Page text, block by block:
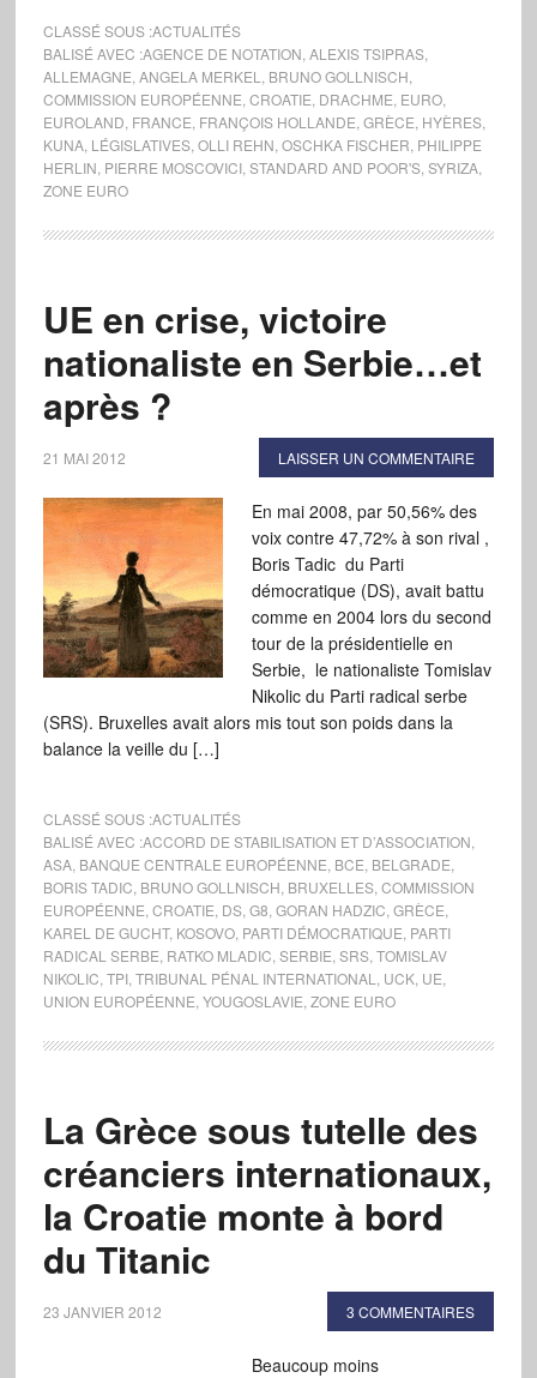
CLASSÉ SOUS :ACTUALITÉS
BALISÉ AVEC :AGENCE DE NOTATION ALEXIS TSIPRAS,
ALLEMAGNE ANGELA MERKEL BRUNO GOLLNISCH
COMMISSION EUROPÉENNE CROATIE DRACHME EURO,
EUROLAND FRANCE FRANÇOIS HOLLANDE GRÈCE HYÈRES,
KUNA, LÉGISLATIVES, OLLI REHN OSCHKA FISCHER PHILIPPE
HERLIN PIERRE MOSCOVICI, STANDARD AND POOR'S, SYRIZA,
ZONE EURO
UE en crise, victoire
nationaliste en Serbie…et
après ?
21 MAI 2012 LAISSER UN COMMENTAIRE
En mai 2008, par 50,56% des
voix contre 47,72% à son rival ,
Boris Tadic du Parti
démocratique (DS), avait battu
comme en 2004 lors du second
tour de la présidentielle en
Serbie, le nationaliste Tomislav
Nikolic du Parti radical serbe
(SRS). Bruxelles avait alors mis tout son poids dans la
balance la veille du […]
CLASSÉ SOUS :ACTUALITÉS
BALISÉ AVEC :ACCORD DE STABILISATION ET D’ASSOCIATION
ASA, BANQUE CENTRALE EUROPÉENNE BCE BELGRADE
BORIS TADIC BRUNO GOLLNISCH BRUXELLES, COMMISSION
EUROPÉENNE CROATIE DS, G8 GORAN HADZIC GRÈCE
KAREL DE GUCHT, KOSOVO, PARTI DÉMOCRATIQUE PARTI
RADICAL SERBE RATKO MLADIC SERBIE SRS, TOMISLAV
NIKOLIC TPI, TRIBUNAL PÉNAL INTERNATIONAL UCK, UE
UNION EUROPÉENNE YOUGOSLAVIE ZONE EURO
La Grèce sous tutelle des
créanciers internationaux,
la Croatie monte à bord
du Titanic
23 JANVIER 2012 3 COMMENTAIRES
Beaucoup moins